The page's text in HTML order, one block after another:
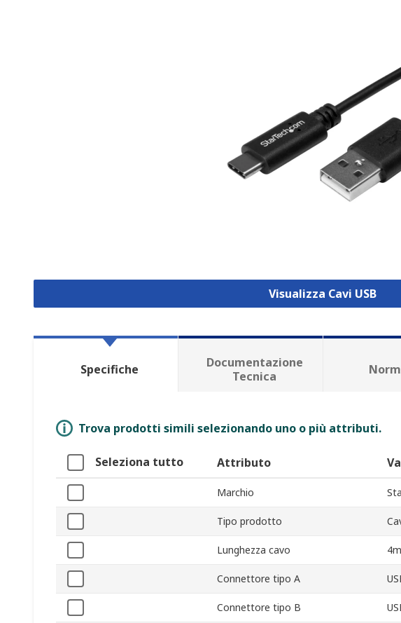
Visualizza Cavi USB
Specifiche
Documentazione
Tecnica
Trova prodotti simili selezionando uno o più attributi.
Seleziona tutto Attributo
Marchio
Tipo prodotto
Lunghezza cavo 4m
Connettore tipo A
Connettore tipo B